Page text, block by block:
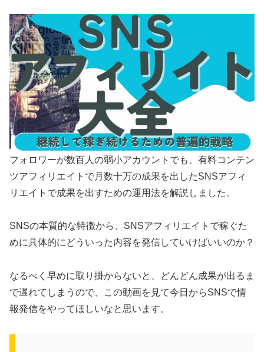
フォロワーが数百人の弱小アカウントでも、有料コンテン
ツアフィリエイトで月数十万の成果を出したSNSアフィ
リエイトで成果を出すための運用法を解説しました。
SNSの本質的な特徴から、SNSアフィリエイトで稼ぐた
めに具体的にどういった内容を発信していけばいいのか？
なるべく早めに取り掛からないと、どんどん成果が出るま
で遅れてしまうので、この動画を見て今日からSNSで情
報発信をやってほしいなと思います。